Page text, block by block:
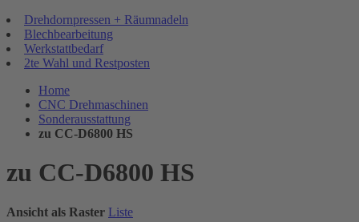
Drehdornpressen + Räumnadeln
Blechbearbeitung
Werkstattbedarf
2te Wahl und Restposten
Home
CNC Drehmaschinen
Sonderausstattung
zu CC-D6800 HS
zu CC-D6800 HS
Ansicht als Raster Liste